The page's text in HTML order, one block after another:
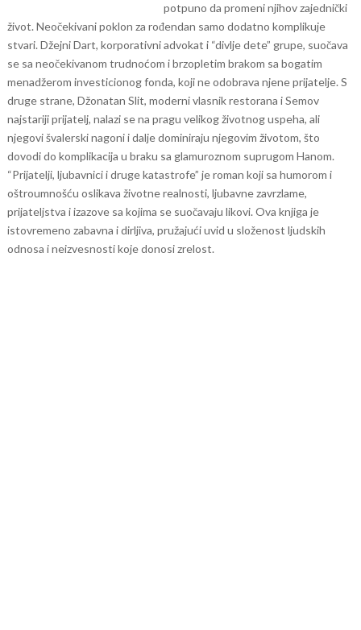
potpuno da promeni njihov zajednički
život. Neočekivani poklon za rođendan samo dodatno komplikuje
stvari. Džejni Dart, korporativni advokat i “divlje dete” grupe, suočava
se sa neočekivanom trudnoćom i brzopletim brakom sa bogatim
menadžerom investicionog fonda, koji ne odobrava njene prijatelje. S
druge strane, Džonatan Slit, moderni vlasnik restorana i Semov
najstariji prijatelj, nalazi se na pragu velikog životnog uspeha, ali
njegovi švalerski nagoni i dalje dominiraju njegovim životom, što
dovodi do komplikacija u braku sa glamuroznom suprugom Hanom.
“Prijatelji, ljubavnici i druge katastrofe” je roman koji sa humorom i
oštroumnošću oslikava životne realnosti, ljubavne zavrzlame,
prijateljstva i izazove sa kojima se suočavaju likovi. Ova knjiga je
istovremeno zabavna i dirljiva, pružajući uvid u složenost ljudskih
odnosa i neizvesnosti koje donosi zrelost.